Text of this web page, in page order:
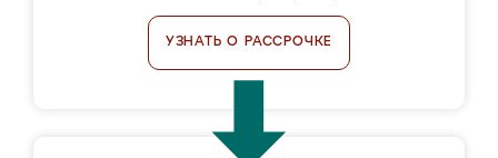
УЗНАТЬ О РАССРОЧКЕ